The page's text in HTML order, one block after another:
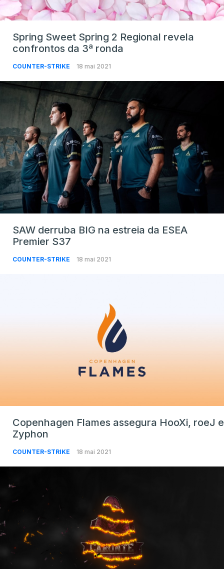
Spring Sweet Spring 2 Regional revela
confrontos da 3ª ronda
COUNTER-STRIKE 18 mai 2021
SAW derruba BIG na estreia da ESEA
Premier S37
COUNTER-STRIKE 18 mai 2021
Copenhagen Flames assegura HooXi, roeJ e
Zyphon
COUNTER-STRIKE 18 mai 2021